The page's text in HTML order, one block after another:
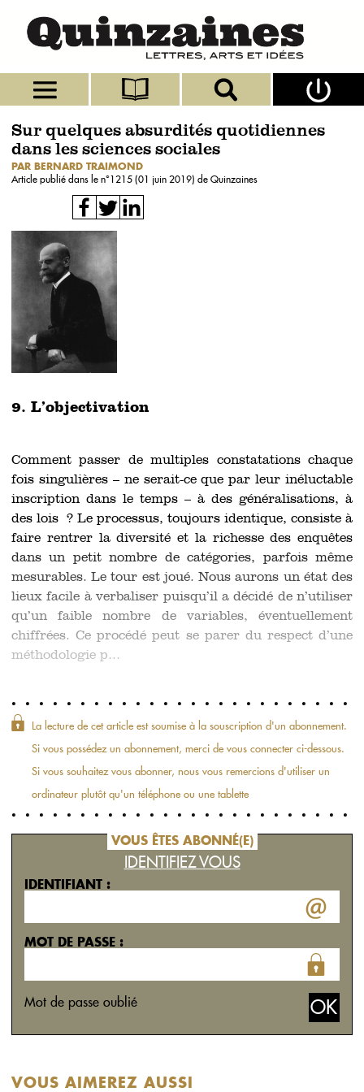
Sur quelques absurdités quotidiennes
dans les sciences sociales
PAR BERNARD TRAIMOND
Article publié dans le n°1215 (01 juin 2019) de Quinzaines
9. L’objectivation
Comment passer de multiples constatations chaque
fois singulières – ne serait-ce que par leur inéluctable
inscription dans le temps – à des généralisations, à
des lois ? Le processus, toujours identique, consiste à
faire rentrer la diversité et la richesse des enquêtes
dans un petit nombre de catégories, parfois même
mesurables. Le tour est joué. Nous aurons un état des
lieux facile à verbaliser puisqu’il a décidé de n’utiliser
qu’un faible nombre de variables, éventuellement
chiffrées. Ce procédé peut se parer du respect d’une
méthodologie p...
La lecture de cet article est soumise à la souscription d'un abonnement.
Si vous possédez un abonnement, merci de vous connecter ci-dessous.
Si vous souhaitez vous abonner, nous vous remercions d'utiliser un
ordinateur plutôt qu'un téléphone ou une tablette
VOUS ÊTES ABONNÉ(E)
IDENTIFIEZ VOUS
IDENTIFIANT :
MOT DE PASSE :
Mot de passe oublié
VOUS AIMEREZ AUSSI